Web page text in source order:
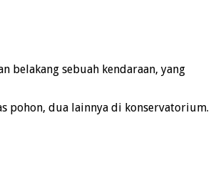
belakang sebuah kendaraan, yang
pohon, dua lainnya di konservatorium.